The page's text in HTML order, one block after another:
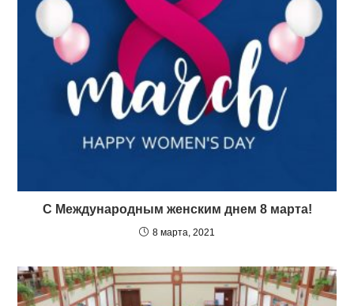
С Международным женским днем 8 марта!
8 марта, 2021